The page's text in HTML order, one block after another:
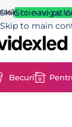
Skip to
Skip to main
Scrie-ne pe
MagazinBlog
Becuri